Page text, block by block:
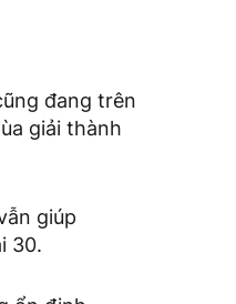
đang trên
giải thành
giúp
30.